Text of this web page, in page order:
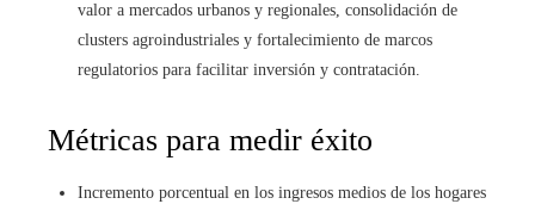
valor a mercados urbanos y regionales, consolidación de
clusters agroindustriales y fortalecimiento de marcos
regulatorios para facilitar inversión y contratación.
Métricas para medir éxito
Incremento porcentual en los ingresos medios de los hogares